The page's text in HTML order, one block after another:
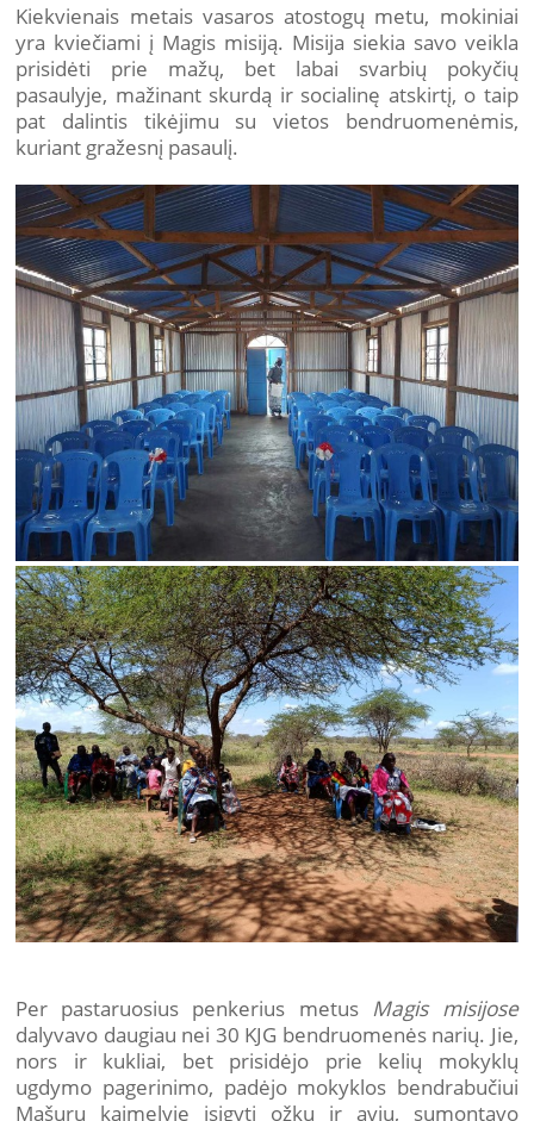
Kiekvienais metais vasaros atostogų metu, mokiniai
yra kviečiami į Magis misiją. Misija siekia savo veikla
prisidėti prie mažų, bet labai svarbių pokyčių
pasaulyje, mažinant skurdą ir socialinę atskirtį, o taip
pat dalintis tikėjimu su vietos bendruomenėmis,
kuriant gražesnį pasaulį.
Per pastaruosius penkerius metus Magis misijose
dalyvavo daugiau nei 30 KJG bendruomenės narių. Jie,
nors ir kukliai, bet prisidėjo prie kelių mokyklų
ugdymo pagerinimo, padėjo mokyklos bendrabučiui
Mašuru kaimelyje įsigyti ožkų ir avių, sumontavo